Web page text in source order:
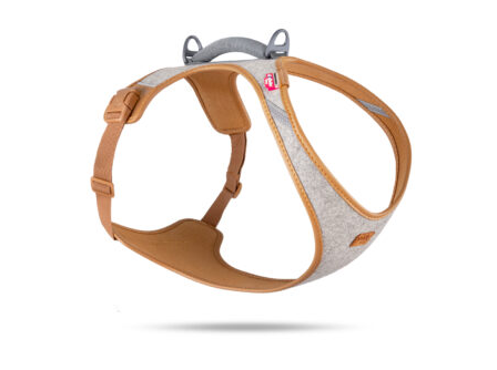
Royal Canin pro kočky
Škrabadla pro kočky
Veterinární dieta pro kočky
Vše pro psy — Krmivo, doplňky, vybavení
Bozita pro psy — Švédské krmivo s nordickou kvalitou